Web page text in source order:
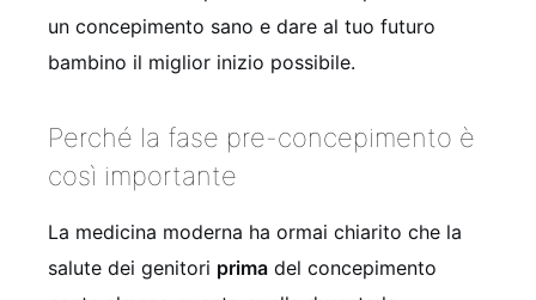
un concepimento sano e dare al tuo futuro
bambino il miglior inizio possibile.
Perché la fase pre-concepimento è
così importante
La medicina moderna ha ormai chiarito che la
salute dei genitori prima del concepimento